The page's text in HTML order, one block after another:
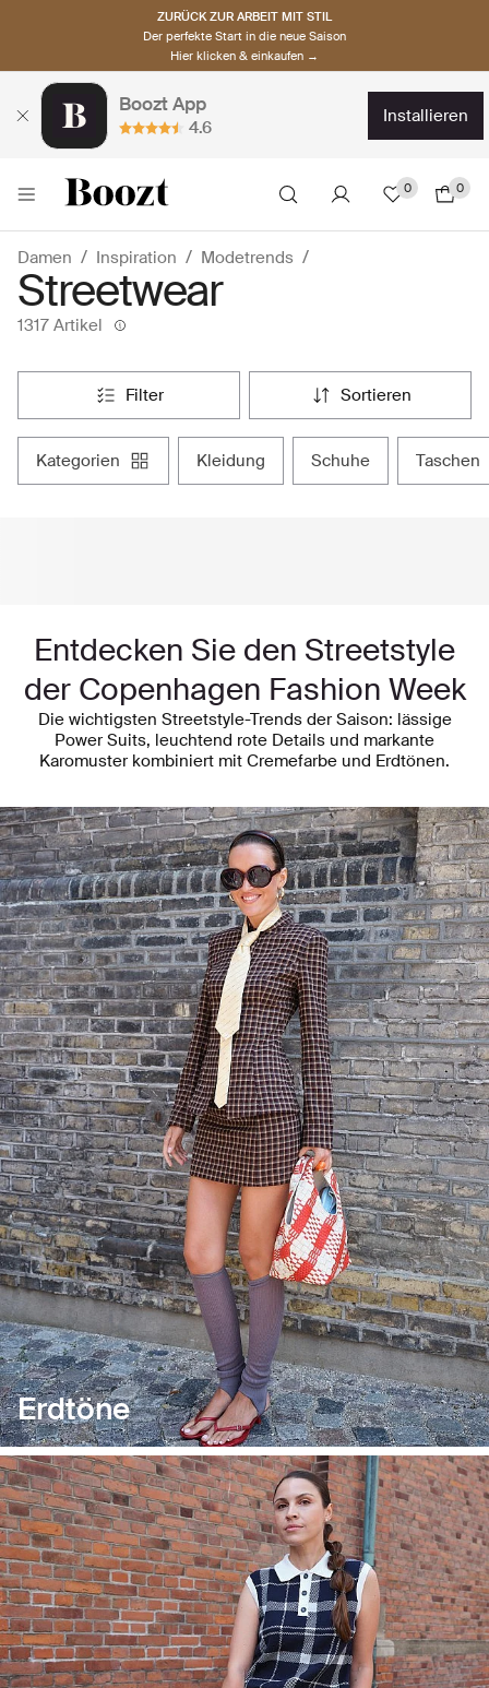
ZURÜCK ZUR ARBEIT MIT STIL
Der perfekte Start in die neue Saison
Hier klicken & einkaufen →
Boozt App
4.6
installieren
0 0
Damen Inspiration Modetrends
Streetwear
1317 Artikel
filter sortieren
kategorien kleidung schuhe taschen
Entdecken Sie den Streetstyle
der Copenhagen Fashion Week
Die wichtigsten Streetstyle-Trends der Saison: lässige
Power Suits, leuchtend rote Details und markante
Karomuster kombiniert mit Cremefarbe und Erdtönen.
Erdtöne